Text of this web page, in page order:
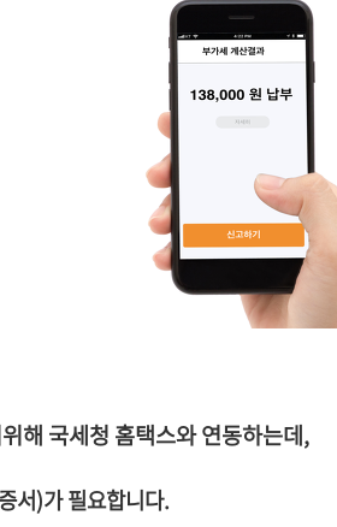
해 국세청 홈택스와 연동하는데,
서)가 필요합니다.